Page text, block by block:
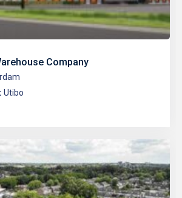
Company
Utibo